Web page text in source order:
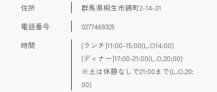
住所
群馬県桐生市錦町2-14-31
電話番号
0277469325
時間
[ランチ]11:00-15:00(L.O14:00)
[ディナー]17:00-21:00(L.O.20:00)
※土は休憩なしで21:00まで(L.O.20:
00)